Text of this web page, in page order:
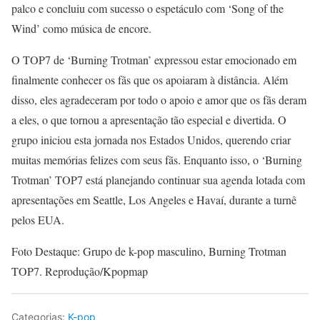
palco e concluiu com sucesso o espetáculo com ‘Song of the
Wind’ como música de encore.
O TOP7 de ‘Burning Trotman’ expressou estar emocionado em
finalmente conhecer os fãs que os apoiaram à distância. Além
disso, eles agradeceram por todo o apoio e amor que os fãs deram
a eles, o que tornou a apresentação tão especial e divertida. O
grupo iniciou esta jornada nos Estados Unidos, querendo criar
muitas memórias felizes com seus fãs. Enquanto isso, o ‘Burning
Trotman’ TOP7 está planejando continuar sua agenda lotada com
apresentações em Seattle, Los Angeles e Havaí, durante a turnê
pelos EUA.
Foto Destaque: Grupo de k-pop masculino, Burning Trotman
TOP7. Reprodução/Kpopmap
Categorias: K-pop